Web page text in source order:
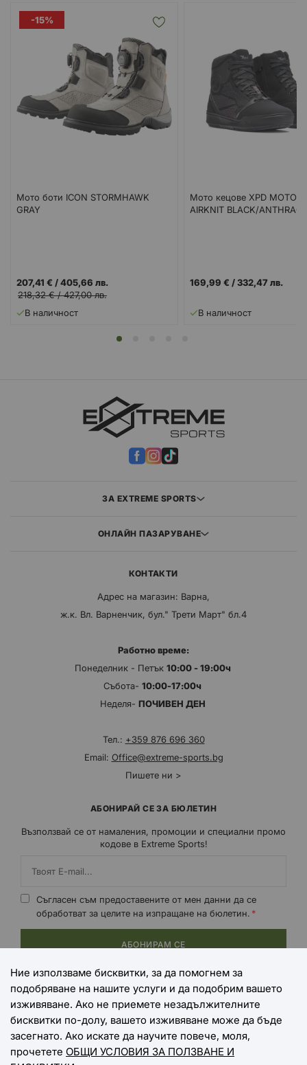
-15%
Мото боти ICON STORMHAWK
GRAY
207,41 € /405,66 лв.
218,32 €/427,00 лв.
В наличност
Мото кецове XPD MOTO-
AIRKNIT BLACK/
169,99 € /332,47 лв.
В наличност
ЗА EXTREME SPORTS
ОНЛАЙН ПАЗАРУВАНЕ
КОНТАКТИ
Адрес на магазин: Варна,
ж.к. Вл. Варненчик, бул." Трети Март" бл.4
Работно време:
Понеделник - Петък 10:00 - 19:00ч
Събота- 10:00-17:00ч
Неделя- ПОЧИВЕН ДЕН
Тел.: +359 876 696 360
Email: Office@extreme-sports.bg
Пишете ни >
АБОНИРАЙ СЕ ЗА БЮЛЕТИН
Възползвай се от намаления, промоции и специални промо
кодове в Extreme Sports!
Съгласен съм предоставените от мен данни да се
обработват за целите на изпращане на бюлетин.
АБОНИРАМ СЕ
НАЧИНИ НА ПЛАЩАНЕ
НАЧИНИ НА ДОСТАВКА
Ние използваме бисквитки, за да помогнем за
подобряване на нашите услуги и да подобрим вашето
изживяване. Ако не приемете незадължителните
бисквитки по-долу, вашето изживяване може да бъде
засегнато. Ако искате да научите повече, моля,
прочетете ОБЩИ УСЛОВИЯ ЗА ПОЛЗВАНЕ И